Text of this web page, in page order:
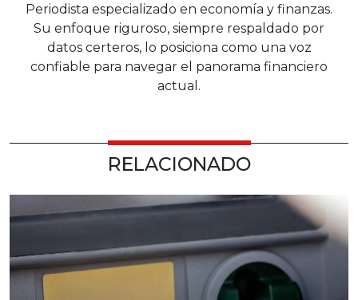
Periodista especializado en economía y finanzas.
Su enfoque riguroso, siempre respaldado por
datos certeros, lo posiciona como una voz
confiable para navegar el panorama financiero
actual.
RELACIONADO